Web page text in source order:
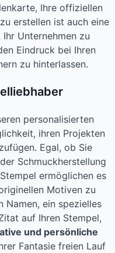
Ihre offiziellen
erstellen ist auch eine
Unternehmen zu
Eindruck bei Ihren
zu hinterlassen.
personalisierten
ihren Projekten
Egal, ob Sie
Schmuckherstellung
ermöglichen es
Motiven zu
Namen, ein spezielles
auf Ihren Stempel,
und persönliche
Fantasie freien Lauf